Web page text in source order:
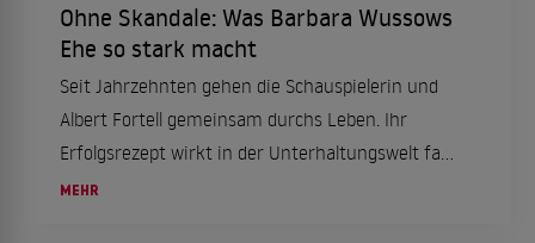
Ohne Skandale: Was Barbara Wussows
Ehe so stark macht
Seit Jahrzehnten gehen die Schauspielerin und
Albert Fortell gemeinsam durchs Leben. Ihr
Erfolgsrezept wirkt in der Unterhaltungswelt fast
ungewöhnlich leise.
MEHR